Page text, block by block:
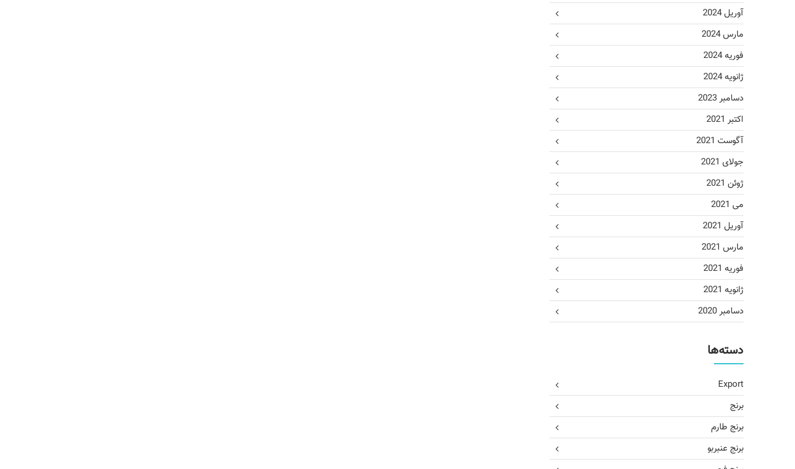
آوریل 2024
مارس 2024
فوریه 2024
ژانویه 2024
دسامبر 2023
اکتبر 2021
آگوست 2021
جولای 2021
ژوئن 2021
می 2021
آوریل 2021
مارس 2021
فوریه 2021
ژانویه 2021
دسامبر 2020
دسته‌ها
Export
برنج
برنج طارم
برنج عنبربو